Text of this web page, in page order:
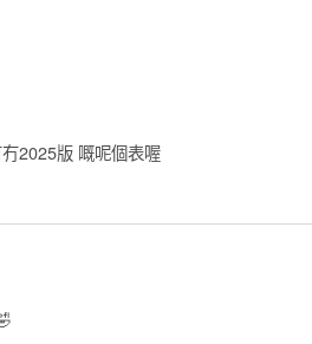
2025版 嘅呢個表喔